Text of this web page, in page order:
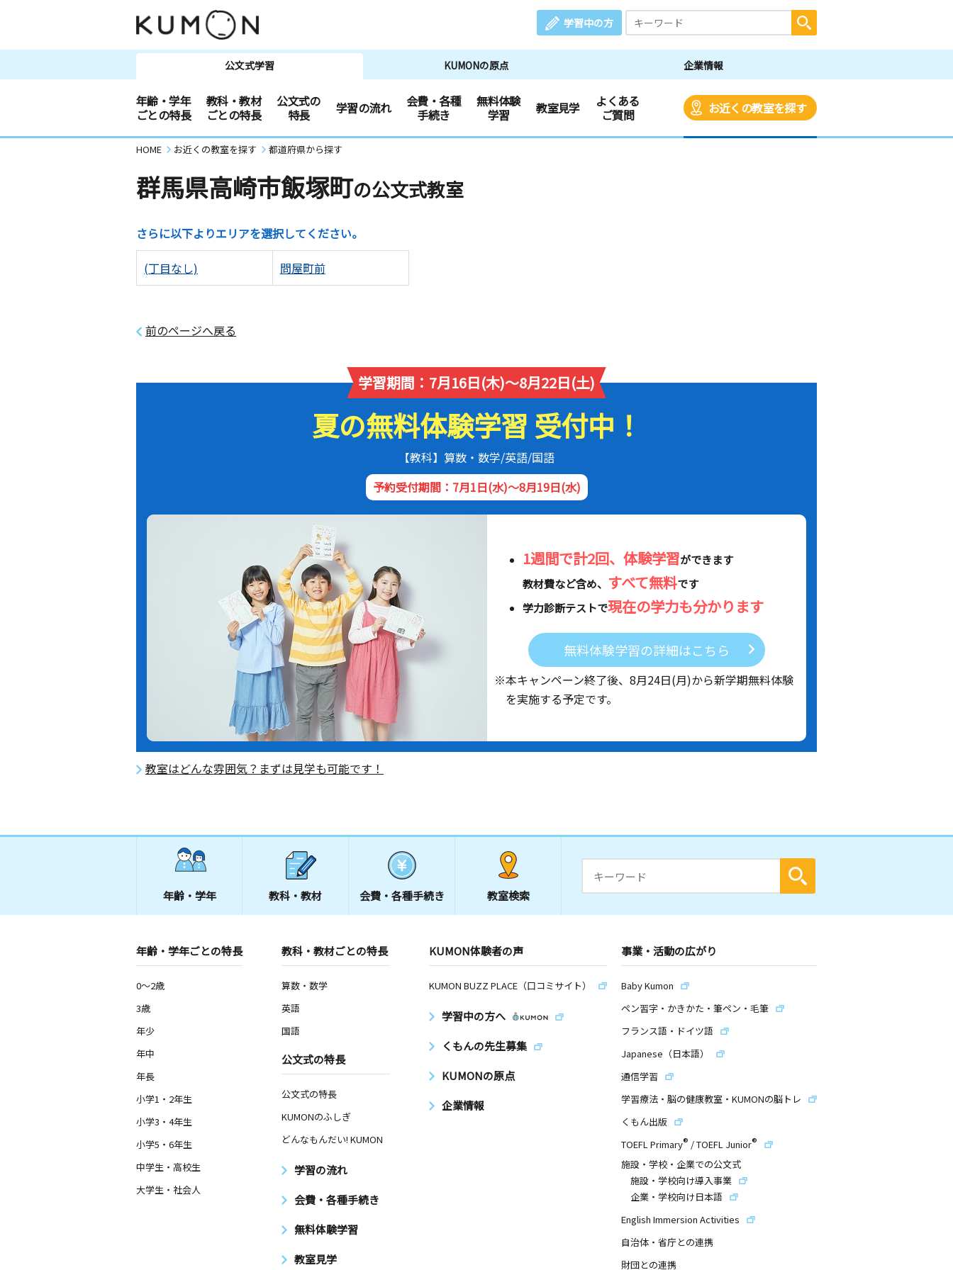
学習中の方
公文式学習 KUMONの原点 企業情報
年齢・学年
ごとの特長
教科・教材
ごとの特長
公文式の
特長
学習の流れ
会費・各種
手続き
無料体験
学習
教室見学
よくある
ご質問
お近くの教室を探す
HOME お近くの教室を探す 都道府県から探す
群馬県高崎市飯塚町の公文式教室
さらに以下よりエリアを選択してください。
(丁目なし) 問屋町前
前のページへ戻る
学習期間：7月16日(木)～8月22日(土)
夏の無料体験学習 受付中！
【教科】算数・数学/英語/国語
予約受付期間：7月1日(水)～8月19日(水)
1週間で計2回、体験学習ができます
教材費など含め、 すべて無料です
学力診断テストで現在の学力も分かります
無料体験学習の詳細はこちら
※本キャンペーン終了後、 8月24日(月)から新学期無料体験
を実施する予定です。
教室はどんな雰囲気？まずは見学も可能です！
年齢・学年 教科・教材 会費・ 各種手続き 教室検索
年齢・学年ごとの特長
0～2歳
3歳
年少
年中
年長
小学1・2年生
小学3・4年生
小学5・6年生
中学生・高校生
大学生・社会人
教科・教材ごとの特長
算数・数学
英語
国語
公文式の特長
公文式の特長
KUMONのふしぎ
どんなもんだい! KUMON
学習の流れ
会費・各種手続き
無料体験学習
教室見学
KUMON体験者の声
KUMON BUZZ PLACE（口コミサイト）
学習中の方へ
くもんの先生募集
KUMONの原点
企業情報
事業・活動の広がり
Baby Kumon
ペン習字・かきかた・筆ペン・毛筆
フランス語・ドイツ語
Japanese（日本語）
通信学習
学習療法・脳の健康教室・KUMONの脳トレ
くもん出版
TOEFL Primary® /TOEFL Junior®
施設・学校・企業での公文式
施設・学校向け導入事業
企業・学校向け日本語
English Immersion Activities
自治体・省庁との連携
財団との連携